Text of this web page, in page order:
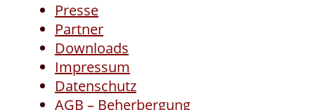
Presse
Partner
Downloads
Impressum
Datenschutz
AGB – Beherbergung